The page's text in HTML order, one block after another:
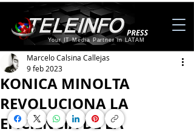
Your IT Media Partner in LATAM
KONICA MINOLTA
REVOLUCIONA LA
EFICIENCIA DE LA
Marcelo Calsina Callejas
9 feb 2023